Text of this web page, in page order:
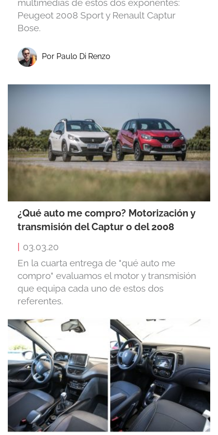
multimedias de estos dos exponentes:
Peugeot 2008 Sport y Renault Captur
Bose.
Por Paulo Di Renzo
¿Qué auto me compro? Motorización y
transmisión del Captur o del 2008
03.03.20
En la cuarta entrega de "qué auto me
compro" evaluamos el motor y transmisión
que equipa cada uno de estos dos
referentes.